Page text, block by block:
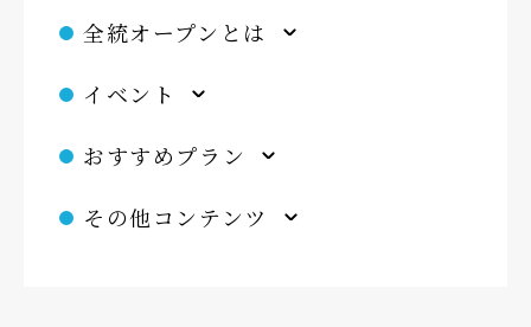
全統オープンとは
イベント
おすすめプラン
その他コンテンツ